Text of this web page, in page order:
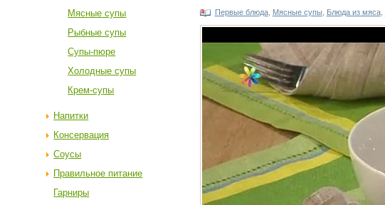
Мясные супы
Рыбные супы
Супы-пюре
Холодные супы
Крем-супы
Напитки
Консервация
Соусы
Правильное питание
Гарниры
Первые блюда, Мясные супы Блюда из мяса,